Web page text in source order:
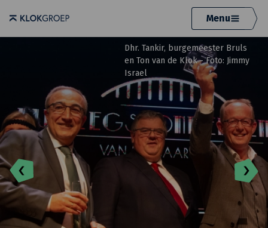
Menu
Dhr. Tankir, burgemeester Bruls
en Ton van de Klok - Foto: Jimmy
Israel